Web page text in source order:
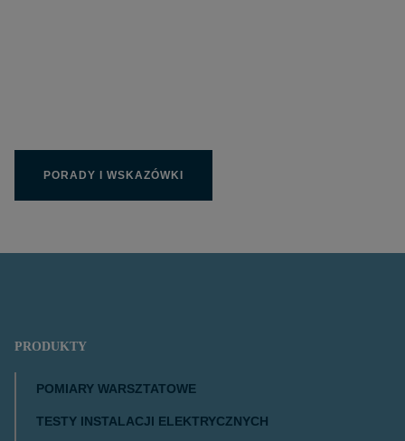
PORADY I WSKAZÓWKI
PRODUKTY
POMIARY WARSZTATOWE
TESTY INSTALACJI ELEKTRYCZNYCH